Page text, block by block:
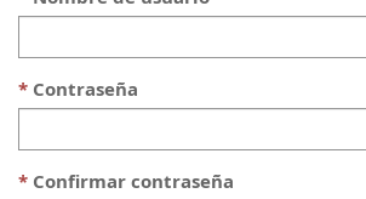
Contraseña
Confirmar contraseña